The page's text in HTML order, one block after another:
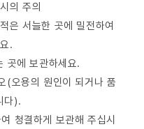
의 주의
은 서늘한 곳에 밀전하여
.
곳에 보관하세요.
(오용의 원인이 되거나 품
다).
청결하게 보관해 주십시